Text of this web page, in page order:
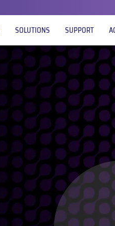
SOLUTIONS SUPPORT